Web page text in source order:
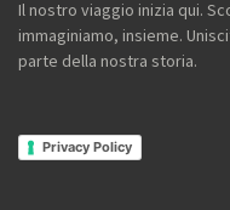
Il nostro viaggio inizia qui.
immaginiamo, insieme.
parte della nostra storia.
Privacy Policy